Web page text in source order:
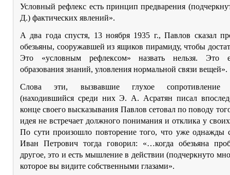
Условный рефлекс есть принцип предварения
Д.) фактических явлений».
А два года спустя, 13 ноября 1935 г., Павлов сказал
обезьяны, сооружавшей из ящиков пирамиду, чтобы
Это «условным рефлексом» назвать нельзя. Это
образования знаний, уловления нормальной связи вещей».
Слова эти, вызвавшие глухое сопротивление
(находившийся среди них Э. А. Асратян писал
конце своего высказывания Павлов сетовал по поводу
идея не встречает должного понимания и отклика у
По сути произошло повторение того, что уже однажды
Иван Петрович тогда говорил: «…когда обезьяна
другое, это и есть мышление в действии (подчеркнуто
которое вы видите собственными глазами».